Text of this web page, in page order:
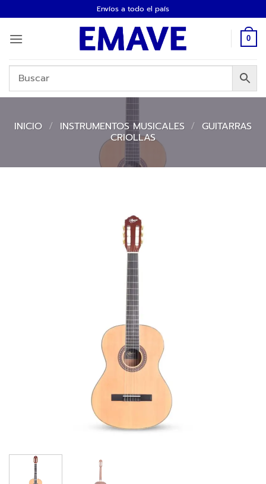
al
contenido
Envíos a todo el país
0
INICIO / INSTRUMENTOS MUSICALES / GUITARRAS
CRIOLLAS